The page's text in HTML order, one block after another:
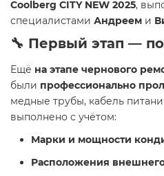
Coolberg CITY NEW 2025,
специалистами Андреем и
🔧 Первый этап —
Ещё на этапе чернового
были профессионально
медные трубы, кабель
выполнено с учётом:
Марки и мощности
Расположения